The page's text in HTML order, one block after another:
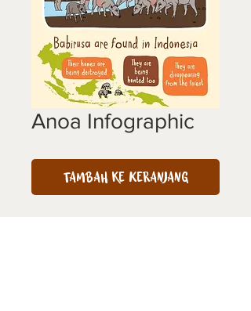
Anoa Infographic
Tambah ke Keranjang